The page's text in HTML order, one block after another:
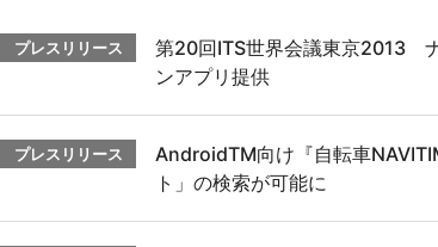
プレスリリース
第20回ITS世界会議東京2013
ンアプリ提供
プレスリリース
AndroidTM向け『自転車
ト」の検索が可能に